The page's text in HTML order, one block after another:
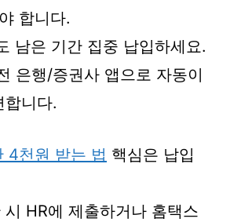
합니다.
남은 기간 집중 납입하세요.
은행/증권사 앱으로 자동이
합니다.
4천원 받는 법 핵심은 납입
HR에 제출하거나 홈택스